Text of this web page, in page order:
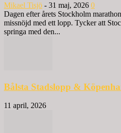
Mikael Tisjö - 31 maj, 2026 0
Dagen efter årets Stockholm
missnöjd med ett lopp. Tycker att
springa med den...
Bålsta Stadslopp &
11 april, 2026